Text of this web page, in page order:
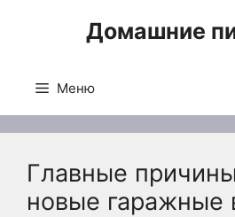
Домашние
Меню
Главные
новые гаражные